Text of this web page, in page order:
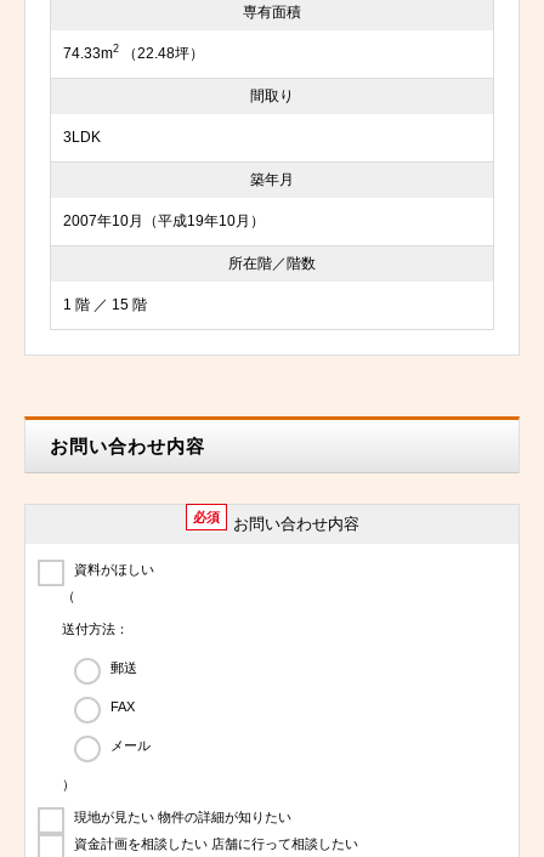
専有面積
74.33m2 （22.48坪）
間取り
3LDK
築年月
2007年10月（平成19年10月）
所在階／階数
1 階 ／ 15 階
お問い合わせ内容
必須 お問い合わせ内容
資料がほしい
（
送付方法：
郵送
FAX
メール
）
現地が見たい 物件の詳細が知りたい
資金計画を相談したい 店舗に行って相談したい